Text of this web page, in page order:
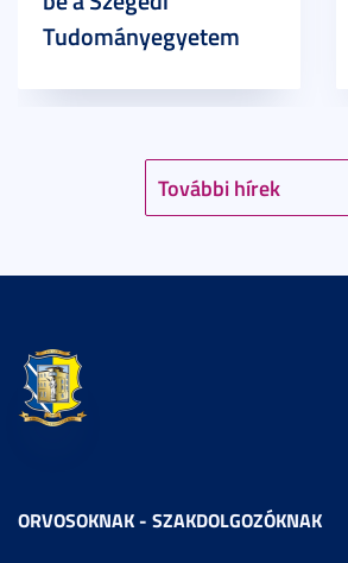
További hírek
Tudományegyetem
ORVOSOKNAK - SZAKDOLGOZÓKNAK